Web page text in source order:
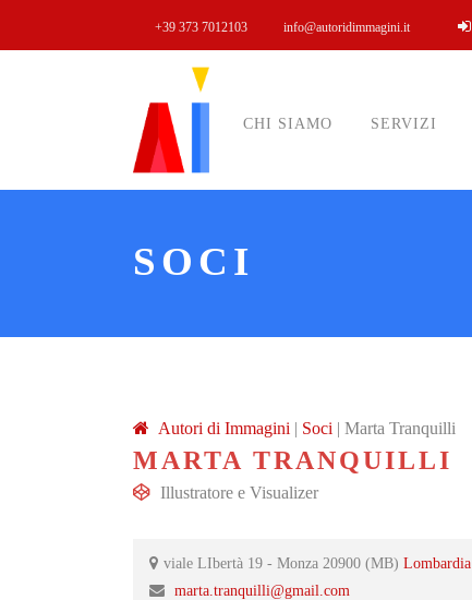
+39 373 7012103 info@autoridimmagini.it
CHI SIAMO SERVIZI
SOCI
Autori di Immagini | Soci | Marta Tranquilli
MARTA TRANQUILLI
Illustratore e Visualizer
viale LIbertà 19 - Monza 20900 (MB) Lombardia
marta.tranquilli@gmail.com